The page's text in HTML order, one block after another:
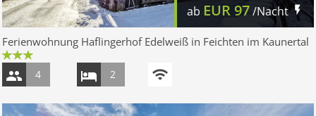
ab EUR97/Nacht
Ferienwohnung Haflingerhof Edelweiß in Feichten im Kaunertal
4 2